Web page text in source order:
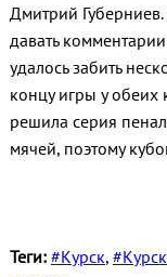
Дмитрий
давать
удалось забить
концу игры у
решила серия
мячей, поэтому
Теги: #Курск,